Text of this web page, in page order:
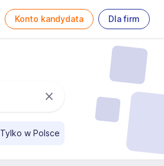
Konto kandydata Dla firm
Tylko w Polsce